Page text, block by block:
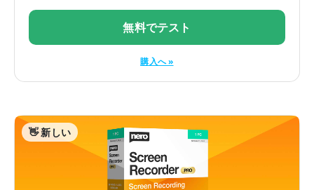
無料でテスト
購入へ »
👋 新しい